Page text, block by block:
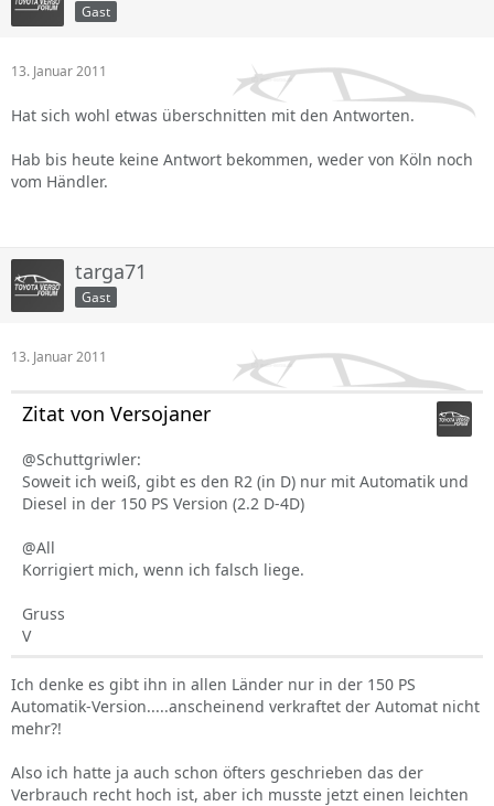
Gast
13. Januar 2011
Hat sich wohl etwas überschnitten mit den Antworten.
Hab bis heute keine Antwort bekommen, weder von Köln noch
vom Händler.
targa71
Gast
13. Januar 2011
Zitat von Versojaner
@Schuttgriwler:
Soweit ich weiß, gibt es den R2 (in D) nur mit Automatik und
Diesel in der 150 PS Version (2.2 D-4D)
@All
Korrigiert mich, wenn ich falsch liege.
Gruss
V
Ich denke es gibt ihn in allen Länder nur in der 150 PS
Automatik-Version.....anscheinend verkraftet der Automat nicht
mehr?!
Also ich hatte ja auch schon öfters geschrieben das der
Verbrauch recht hoch ist, aber ich musste jetzt einen leichten